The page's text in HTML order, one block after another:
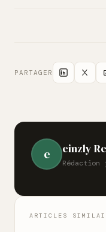
PARTAGER
e einzly
ARTICLES